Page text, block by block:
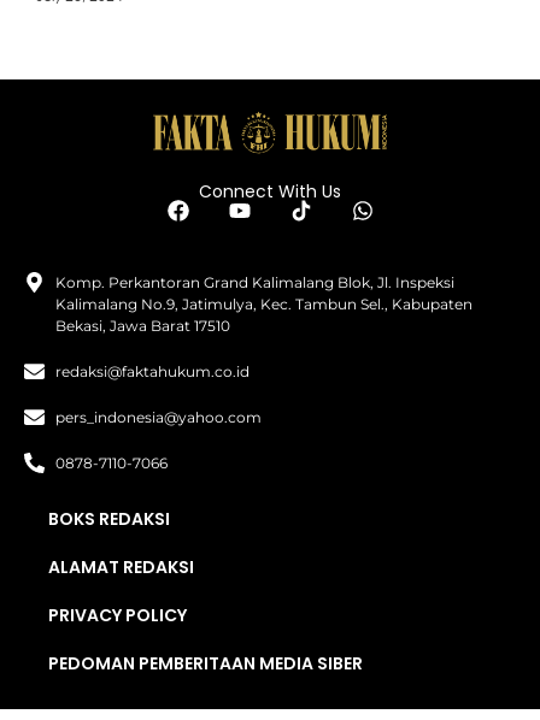
Connect With Us
Komp. Perkantoran Grand Kalimalang Blok, Jl. Inspeksi
Kalimalang No.9, Jatimulya, Kec. Tambun Sel., Kabupaten
Bekasi, Jawa Barat 17510
redaksi@faktahukum.co.id
pers_indonesia@yahoo.com
0878-7110-7066
BOKS REDAKSI
ALAMAT REDAKSI
PRIVACY POLICY
PEDOMAN PEMBERITAAN MEDIA SIBER